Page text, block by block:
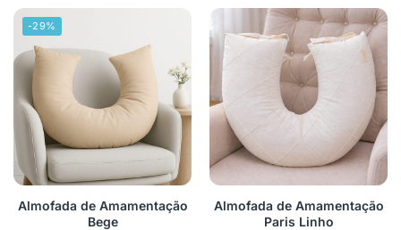
-29%
Almofada de Amamentação
Bege
Almofada de Amamentação
Paris Linho